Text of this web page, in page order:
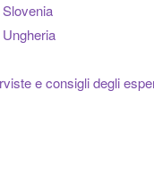
e consigli degli